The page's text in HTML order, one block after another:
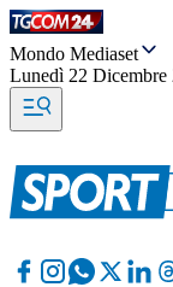
Mondo Mediaset
Lunedì 22 Dicembre